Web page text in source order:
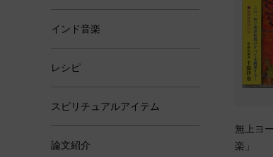
無上ヨ
楽」
インド音楽
レシピ
スピリチュアルアイテム
論文紹介